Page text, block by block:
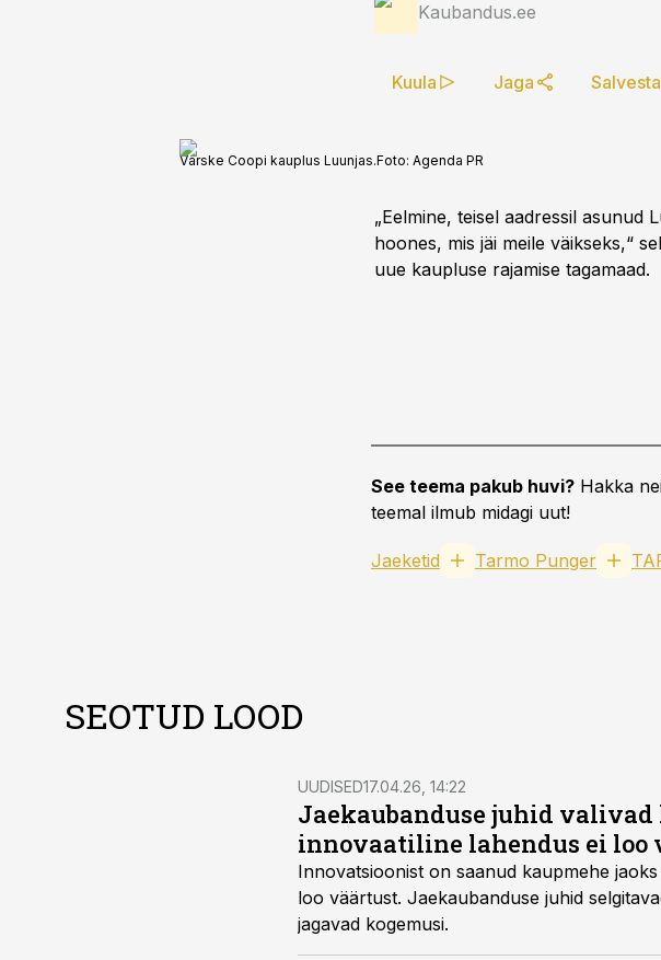
Kaubandus.ee
Kuula Jaga Salvesta
Värske Coopi kauplus Luunjas.Foto: Agenda PR
„Eelmine, teisel aadressil asunud
hoones, mis jäi meile väikseks,“
uue kaupluse rajamise tagamaad.
See teema pakub huvi? Hakka
teemal ilmub midagi uut!
Jaeketid Tarmo Punger
SEOTUD LOOD
UUDISED17.04.26, 14:22
Jaekaubanduse juhid valivad
innovaatiline lahendus ei loo
Innovatsioonist on saanud kaupmehe
loo väärtust. Jaekaubanduse juhid
jagavad kogemusi.